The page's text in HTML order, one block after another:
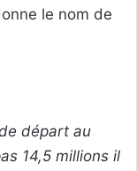
le nom de
départ au
14,5 millions il